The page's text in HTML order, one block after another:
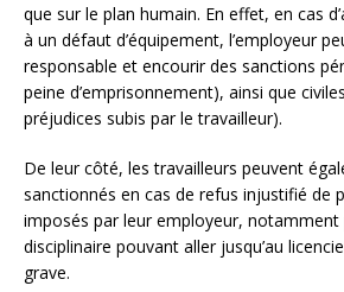
que sur le plan humain. En effet, en cas
à un défaut d’équipement, l’employeur
responsable et encourir des sanctions
peine d’emprisonnement), ainsi que
préjudices subis par le travailleur).
De leur côté, les travailleurs peuvent
sanctionnés en cas de refus injustifié de
imposés par leur employeur, notamment
disciplinaire pouvant aller jusqu’au
grave.